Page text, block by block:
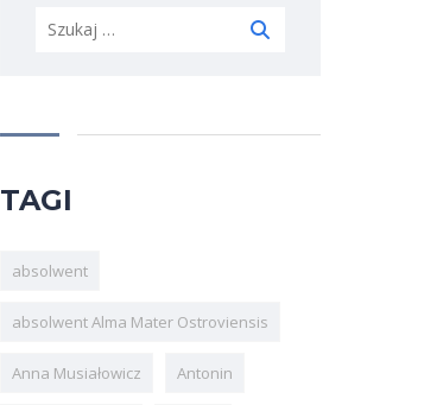
Szukaj:
TAGI
absolwent
absolwent Alma Mater Ostroviensis
Anna Musiałowicz Antonin